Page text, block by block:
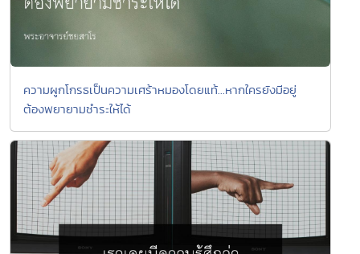
ความผูกโกรธเป็นความเศร้าหมองโดยแท้...หากใครยังมีอยู่
ต้องพยายามชำระให้ได้